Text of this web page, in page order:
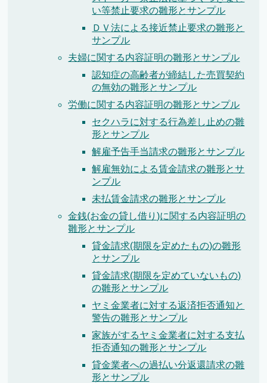
い等禁止要求の雛形とサンプル
ＤＶ法による接近禁止要求の雛形と
サンプル
夫婦に関する内容証明の雛形とサンプル
認知症の高齢者が締結した売買契約
の無効の雛形とサンプル
労働に関する内容証明の雛形とサンプル
セクハラに対する行為差し止めの雛
形とサンプル
解雇予告手当請求の雛形とサンプル
解雇無効による賃金請求の雛形とサ
ンプル
未払賃金請求の雛形とサンプル
金銭(お金の貸し借り)に関する内容証明の
雛形とサンプル
貸金請求(期限を定めたもの)の雛形
とサンプル
貸金請求(期限を定めていないもの)
の雛形とサンプル
ヤミ金業者に対する返済拒否通知と
警告の雛形とサンプル
家族がするヤミ金業者に対する支払
拒否通知の雛形とサンプル
貸金業者への過払い分返還請求の雛
形とサンプル